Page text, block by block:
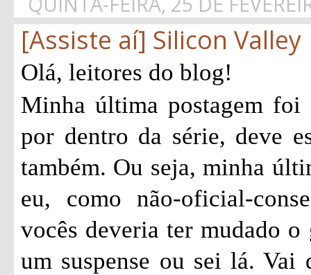
[Assiste aí] Silicon Valley
Olá, leitores do blog!
Minha última postagem
por dentro da série, deve
também. Ou seja, minha
eu, como não-oficial-
vocês deveria ter mudado o
um suspense ou sei lá. Vai